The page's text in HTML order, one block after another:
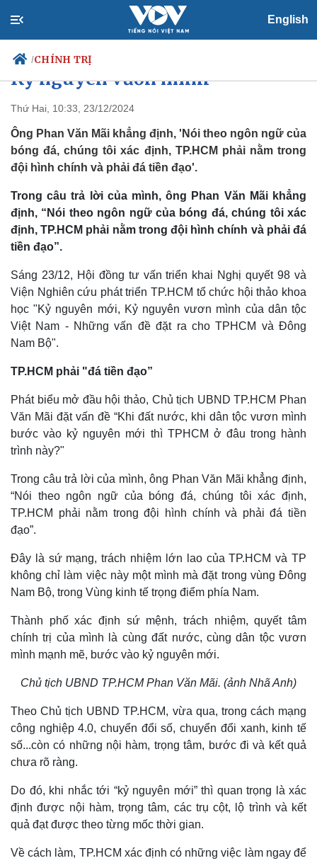
English
/CHÍNH TRỊ
Chính trị
Đảng
Tổ chức nhân sự
Nhận diện sự thật
Xã hội
Tin 24h
Dự báo thời tiết
Dấu ấn VOV
Việc làm
Biển đảo
Thế giới
Cuộc sống đó đây
Hồ sơ
Ảnh
E-Magazine
Infographic
TP.HCM phải 'đá tiền đạo' trong
Kỷ nguyên vươn mình
Thứ Hai, 10:33, 23/12/2024
Ông Phan Văn Mãi khẳng định, 'Nói theo ngôn ngữ của
bóng đá, chúng tôi xác định, TP.HCM phải nằm trong
đội hình chính và phải đá tiền đạo'.
Trong câu trả lời của mình, ông Phan Văn Mãi khẳng
định, “Nói theo ngôn ngữ của bóng đá, chúng tôi xác
định, TP.HCM phải nằm trong đội hình chính và phải đá
tiền đạo”.
Sáng 23/12, Hội đồng tư vấn triển khai Nghị quyết 98 và
Viện Nghiên cứu phát triển TP.HCM tổ chức hội thảo khoa
học "Kỷ nguyên mới, Kỷ nguyên vươn mình của dân tộc
Việt Nam - Những vấn đề đặt ra cho TPHCM và Đông
Nam Bộ".
TP.HCM phải "đá tiền đạo”
Phát biểu mở đầu hội thảo, Chủ tịch UBND TP.HCM Phan
Văn Mãi đặt vấn đề “Khi đất nước, khi dân tộc vươn mình
bước vào kỷ nguyên mới thì TPHCM ở đâu trong hành
trình này?"
Trong câu trả lời của mình, ông Phan Văn Mãi khẳng định,
“Nói theo ngôn ngữ của bóng đá, chúng tôi xác định,
TP.HCM phải nằm trong đội hình chính và phải đá tiền
đạo”.
Đây là sứ mạng, trách nhiệm lớn lao của TP.HCM và TP
không chỉ làm việc này một mình mà đặt trong vùng Đông
Nam Bộ, trong Vùng kinh tế trọng điểm phía Nam.
Thành phố xác định sứ mệnh, trách nhiệm, quyết tâm
chính trị của mình là cùng đất nước, cùng dân tộc vươn
mình mạnh mẽ, bước vào kỷ nguyên mới.
Chủ tịch UBND TP.HCM Phan Văn Mãi. (ảnh Nhã Anh)
Theo Chủ tịch UBND TP.HCM, vừa qua, trong cách mạng
công nghiệp 4.0, chuyển đổi số, chuyển đổi xanh, kinh tế
số...còn có những nội hàm, trọng tâm, bước đi và kết quả
chưa rõ ràng.
Do đó, khi nhắc tới “kỷ nguyên mới” thì quan trọng là xác
định được nội hàm, trọng tâm, các trụ cột, lộ trình và kết
quả đạt được theo từng mốc thời gian.
Về cách làm, TP.HCM xác định có những việc làm ngay để